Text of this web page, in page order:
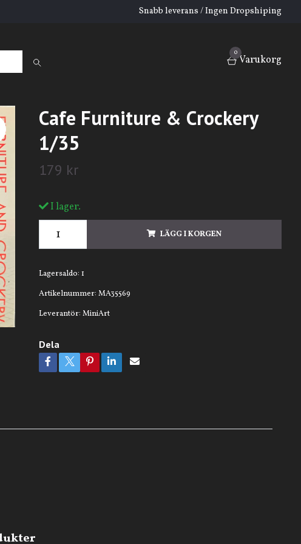
Snabb leverans / Ingen Dropshiping
0
Varukorg
Cafe Furniture & Crockery
1/35
179 kr
I lager.
LÄGG I KORGEN
Lagersaldo: 1
Artikelnummer: MA35569
Leverantör: MiniArt
Dela